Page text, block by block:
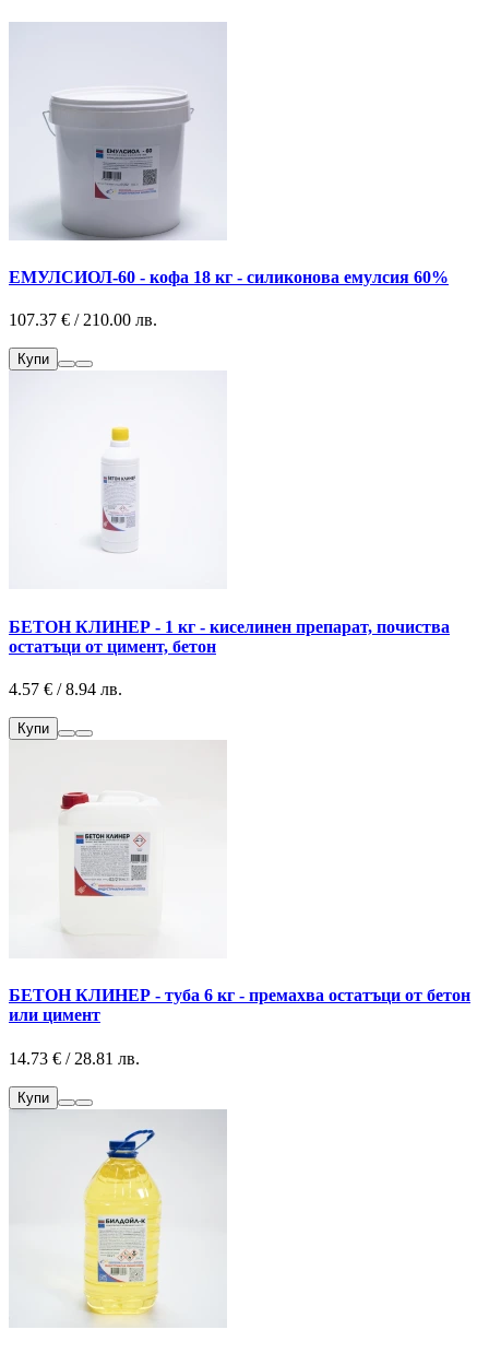
ЕМУЛСИОЛ-60 - кофа 18 кг - силиконова емулсия 60%
107.37 € / 210.00 лв.
Купи
БЕТОН КЛИНЕР - 1 кг - киселинен препарат, почиства
остатъци от цимент, бетон
4.57 € / 8.94 лв.
Купи
БЕТОН КЛИНЕР - туба 6 кг - премахва остатъци от бетон
или цимент
14.73 € / 28.81 лв.
Купи